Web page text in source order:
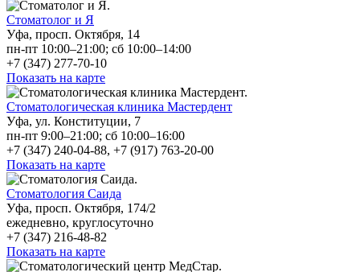
Стоматолог и Я
Уфа, просп. Октября, 14
пн-пт 10:00–21:00; сб 10:00–14:00
+7 (347) 277-70-10
Показать на карте
Стоматологическая клиника Мастердент
Уфа, ул. Конституции, 7
пн-пт 9:00–21:00; сб 10:00–16:00
+7 (347) 240-04-88, +7 (917) 763-20-00
Показать на карте
Стоматология Саида
Уфа, просп. Октября, 174/2
ежедневно, круглосуточно
+7 (347) 216-48-82
Показать на карте